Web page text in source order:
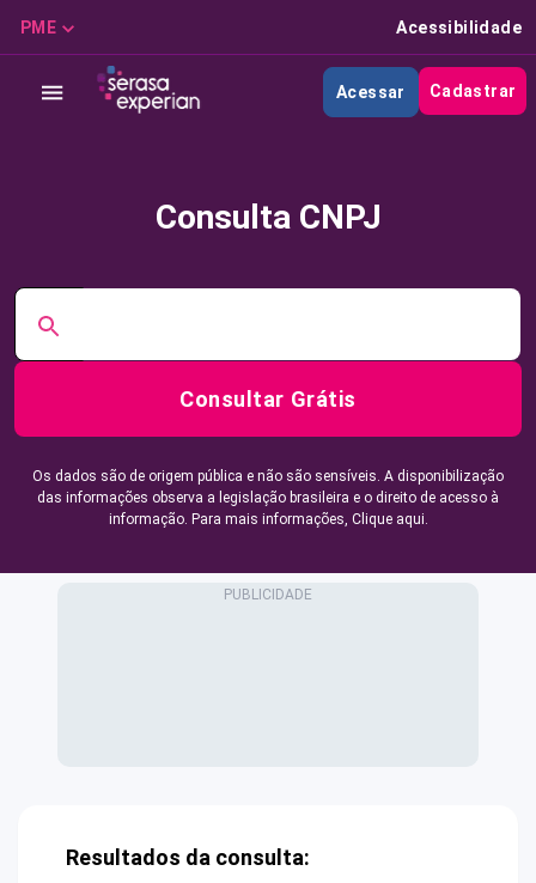
PME Acessibilidade
Acessar Cadastrar
Consulta CNPJ
Consultar Grátis
Os dados são de origem pública e não são sensíveis. A disponibilização
das informações observa a legislação brasileira e o direito de acesso à
informação. Para mais informações, Clique aqui.
Resultados da consulta: